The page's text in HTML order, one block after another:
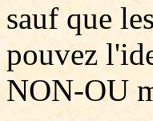
sauf que
pouvez
NON-OU